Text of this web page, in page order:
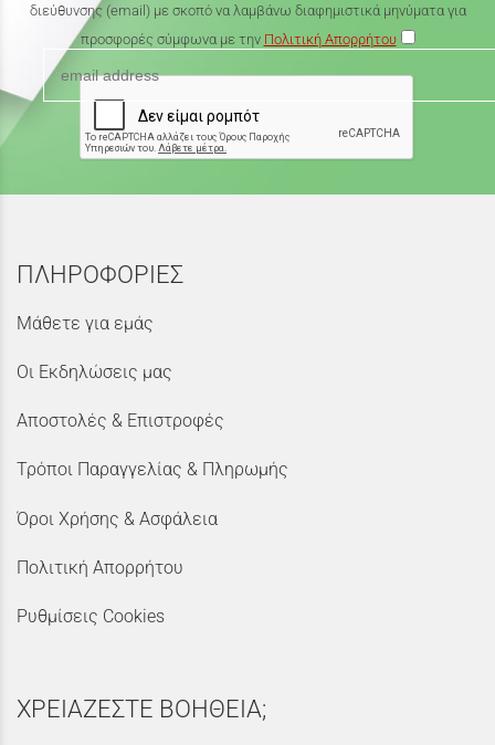
διεύθυνσης (email) με σκοπό να λαμβάνω διαφημιστικά μηνύματα για
προσφορές σύμφωνα με την Πολιτική Απορρήτου
ΠΛΗΡΟΦΟΡΙΕΣ
Μάθετε για εμάς
Οι Εκδηλώσεις μας
Αποστολές & Επιστροφές
Τρόποι Παραγγελίας & Πληρωμής
Όροι Χρήσης & Ασφάλεια
Πολιτική Απορρήτου
Ρυθμίσεις Cookies
ΧΡΕΙΑΖΕΣΤΕ ΒΟΗΘΕΙΑ;